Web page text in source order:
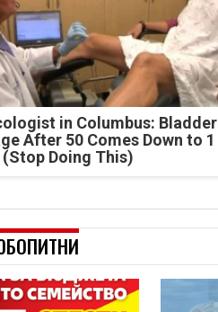
in Columbus: Bladder
After 50 Comes Down to 1
Doing This)